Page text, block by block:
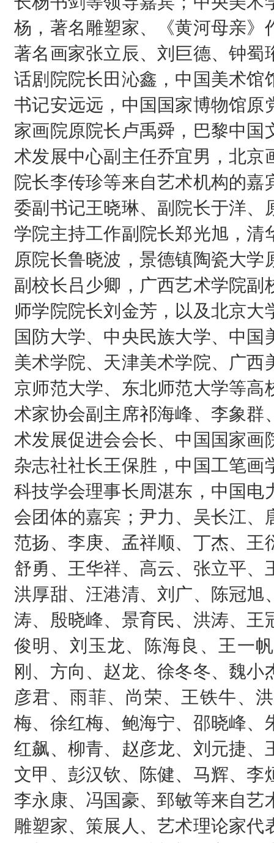
杨，著名雕塑家、《黄河母亲》
著名画家张立辰、刘巨德、钟蜀
话剧院院长田沁鑫，中国美术馆
书记安远远，中国国家博物馆原
家画院原院长卢禹舜，巴黎中
术发展中心副主任乔宜男，北京
院长李传珍等来自艺术机构的
委副书记王晓琳、副院长于洋、
学院主持工作副院长郑光旭，
原院长鲁晓波，景德镇陶瓷大
副校长吕少卿，广西艺术学院
师学院院长刘金芳，以及北京
国防大学、中央民族大学、中
美术学院、天津美术学院、广
京师范大学、东北师范大学等
术家协会副主席祁海峰、李象群
术发展促进会会长、中国国家画
杂志社社长王保胜，中国工笔
科技学会理事长周湛东，中国电
会团体的嘉宾；尹力、吴长江、
范扬、李庚、孟祥顺、丁杰、王
舒勇、王华祥、高云、张立平、
洪厚甜、汪港清、刘广、陈冠旭
涛、殷晓峰、景育民、洪涛、王
俊明、刘玉龙、陈海良、王一
刚、方向、赵龙、徐冬冬、魏
彦君、雨菲、尚荣、王铁牛、
梅、徐红梅、鲍海宁、邵晓峰、
红飙、柳青、赵彦龙、刘元捷、
文甲、彭汉钦、陈健、马辉、李
李永康、冯国豪、郅敏等来自
雕塑家、策展人、艺术理论家